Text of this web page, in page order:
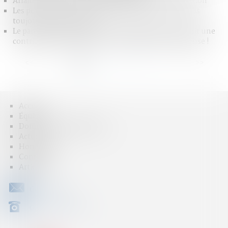
Les pertes de revenus des parents aidants ne sont pas
toujours indemnisables
Le parent ayant assumé seul les charges peut obtenir une
contribution rétroactive sans détailler chaque dépense !
Accueil
Articles